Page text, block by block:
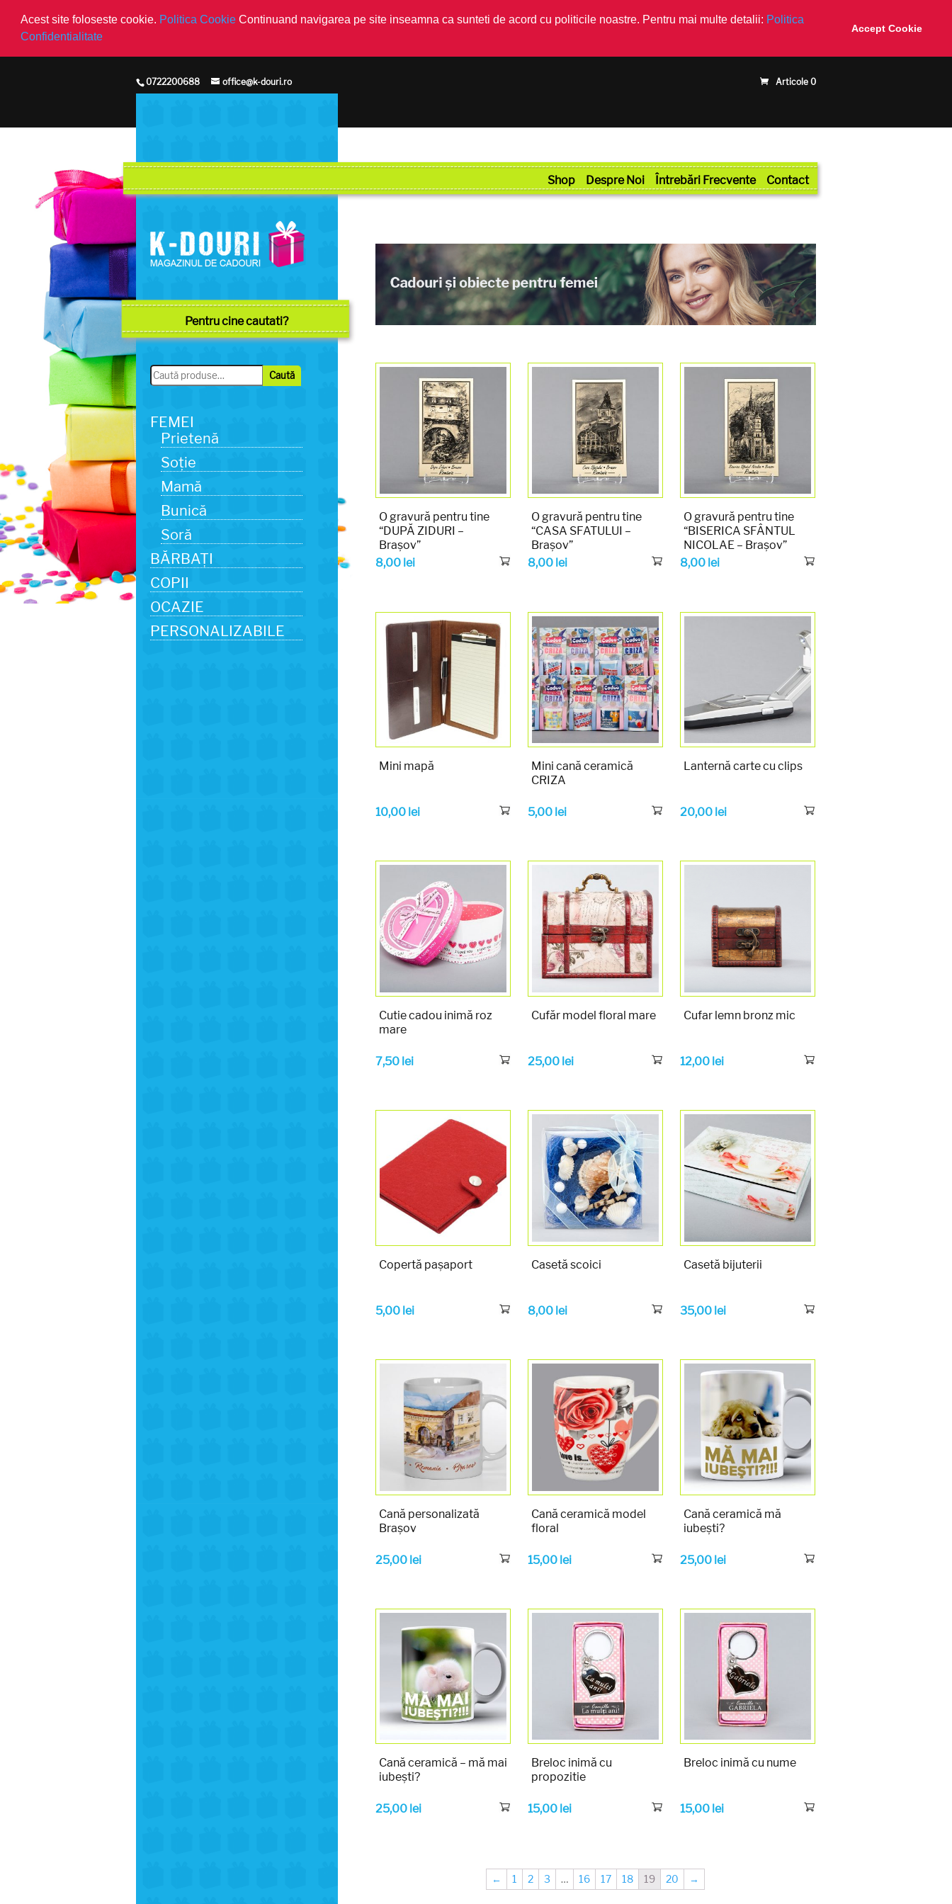
Acest site foloseste cookie. Politica Cookie Continuand navigarea pe site inseamna ca sunteti de acord cu politicile noastre. Pentru mai multe detalii: Politica
Confidentialitate
Accept Cookie
0722200688 office@k-douri.ro Articole 0
Pentru cine cautati?
Caută
după:
Caută
FEMEI
Prietenă
Soție
Mamă
Bunică
Soră
BĂRBAȚI
COPII
OCAZIE
PERSONALIZABILE
Shop Despre Noi Întrebări Frecvente Contact
O gravură pentru tine
“DUPĂ ZIDURI –
Brașov”
8,00 lei
O gravură pentru tine
“CASA SFATULUI –
Brașov”
8,00 lei
O gravură pentru tine
“BISERICA SFÂNTUL
NICOLAE – Brașov”
8,00 lei
Mini mapă
10,00 lei
Mini cană ceramică
CRIZA
5,00 lei
Lanternă carte cu clips
20,00 lei
Cutie cadou inimă roz
mare
7,50 lei
Cufăr model floral mare
25,00 lei
Cufar lemn bronz mic
12,00 lei
Copertă pașaport
5,00 lei
Casetă scoici
8,00 lei
Casetă bijuterii
35,00 lei
Cană personalizată
Brașov
25,00 lei
Cană ceramică model
floral
15,00 lei
Cană ceramică mă
iubești?
25,00 lei
Cană ceramică – mă mai
iubești?
25,00 lei
Breloc inimă cu
propozitie
15,00 lei
Breloc inimă cu nume
15,00 lei
← 1 2 3 … 16 17 18 19 20 →